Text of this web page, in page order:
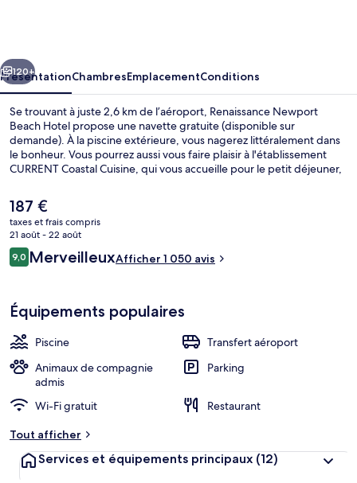
Suivant
120+
PrésentationChambresEmplacementConditions
Se trouvant à juste 2,6 km de l’aéroport, Renaissance Newport
Beach Hotel propose une navette gratuite (disponible sur
demande). À la piscine extérieure, vous nagerez littéralement dans
le bonheur. Vous pourrez aussi vous faire plaisir à l'établissement
CURRENT Coastal Cuisine, qui vous accueille pour le petit déjeuner,
californienne. Parmi les autres petits avantages de cet
hébergement figurent un bar / salon, une salle de fitness ouverte
24 h/24, et un court de tennis extérieur. Les autres voyageurs sont
enchantés par le personnel attentionné et la proximité avec
l'aéroport.
Le
prix
actuel
est
de
187 €
taxes et frais compris
21 août - 22 août
Avis
voyageurs
9,09,0 sur 10
MerveilleuxAfficher 1 050 avis
Équipements populaires
Piscine
Transfert aéroport
Animaux de compagnie
admis
Parking
Wi-Fi gratuit
Restaurant
Tout afficher
Services et équipements principaux (12)